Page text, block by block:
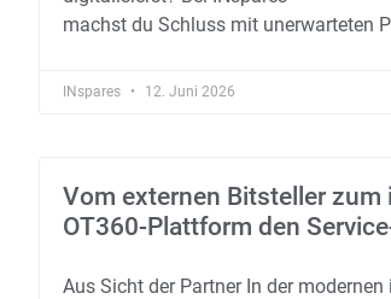
machst du Schluss mit unerwarteten
INspares 12. Juni 2026
Vom externen Bitsteller
OT360-Plattform den
Aus Sicht der Partner In der